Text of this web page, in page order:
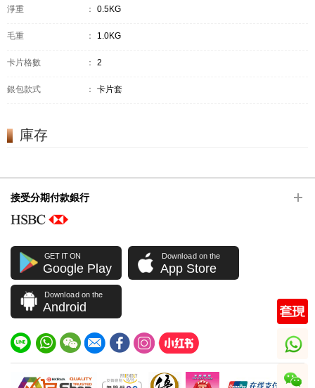
淨重 ： 0.5KG
毛重 ： 1.0KG
卡片格數 ： 2
銀包款式 ： 卡片套
庫存
接受分期付款銀行
GET IT ON
Google Play
Download on the
App Store
Download on the
Android
whatsapp